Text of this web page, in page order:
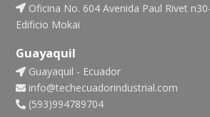
Oficina No. 604 Avenida Paul Rivet
Edificio Mokai
Guayaquil
Guayaquil - Ecuador
info@techecuadorindustrial.com
(593)994789704